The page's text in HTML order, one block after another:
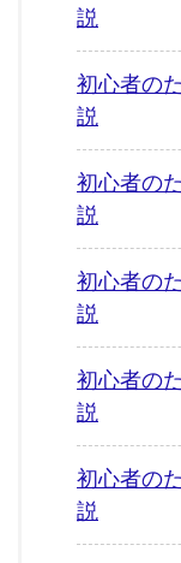
説
初心者の
説
初心者の
説
初心者の
説
初心者の
説
初心者の
説